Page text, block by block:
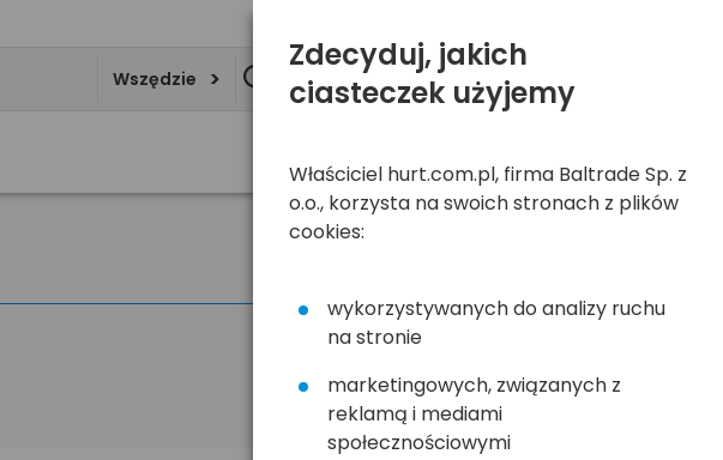
Wszędzie
Zdecyduj, jakich
ciasteczek użyjemy
Właściciel hurt.com.pl, firma Baltrade Sp. z
o.o., korzysta na swoich stronach z plików
cookies:
wykorzystywanych do analizy ruchu
na stronie
marketingowych, związanych z
reklamą i mediami
społecznościowymi